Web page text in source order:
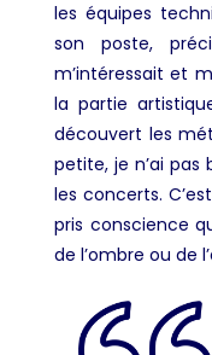
les équipes
son poste,
m’intéressait et
la partie
découvert les
petite, je n’ai
les concerts.
pris conscience
de l’ombre ou de